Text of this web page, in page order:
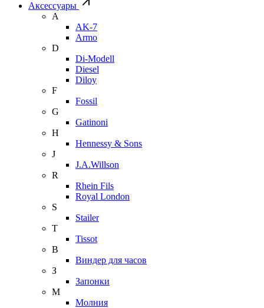
Аксессуары
A
AK-7
Armo
D
Di-Modell
Diesel
Diloy
F
Fossil
G
Gatinoni
H
Hennessy & Sons
J
J.A.Willson
R
Rhein Fils
Royal London
S
Stailer
T
Tissot
В
Виндер для часов
З
Запонки
М
Молния